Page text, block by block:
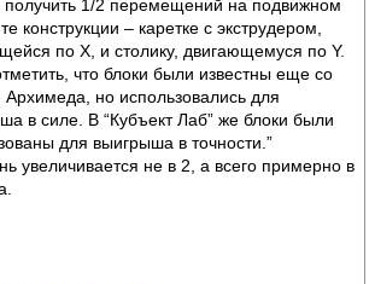
получить 1/2 перемещений на подвижном
конструкции – каретке с экструдером,
по X, и столику, двигающемуся по Y.
что блоки были известны еще со
Архимеда, но использовались для
в силе. В “Кубъект Лаб” же блоки были
для выигрыша в точности.”
увеличивается не в 2, а всего примерно в